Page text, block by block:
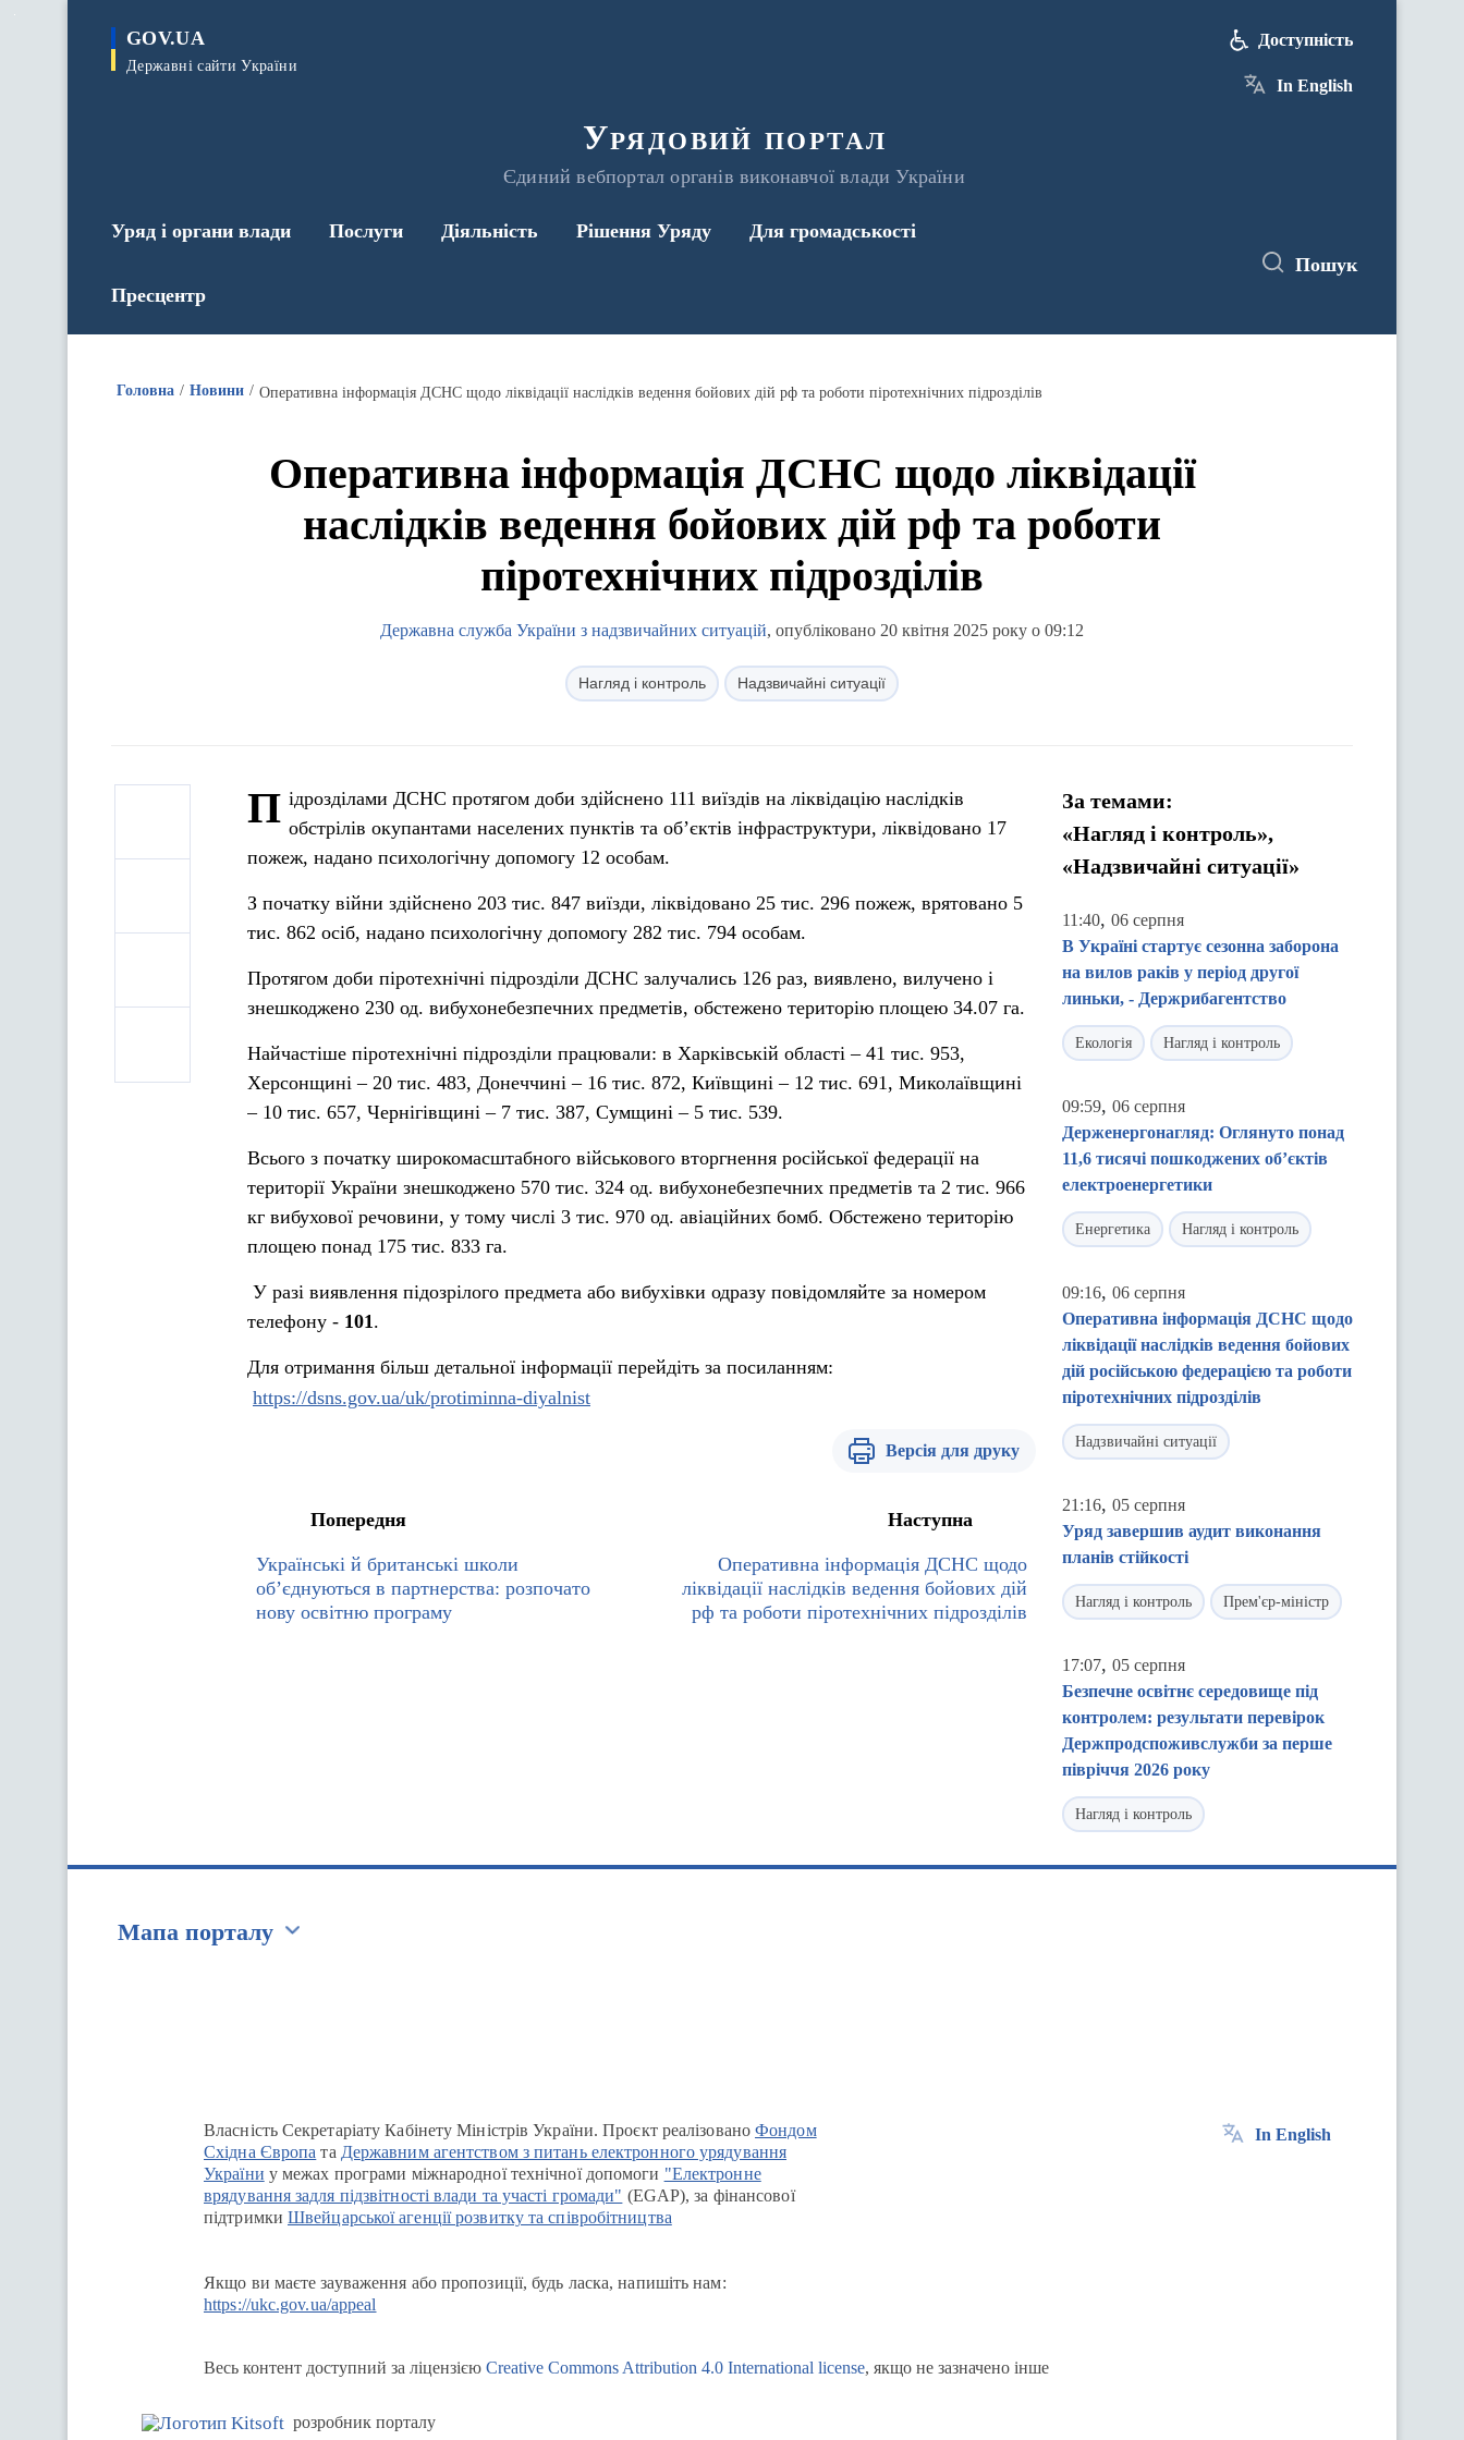
GOV.UA
Державні сайти України
Урядовий портал
Єдиний вебпортал органів виконавчої влади України
Доступність
In English
Уряд і органи влади Послуги Діяльність Рішення Уряду Для громадськості
Пресцентр
Пошук
Головна Новини Оперативна інформація ДСНС щодо ліквідації наслідків ведення бойових дій рф та роботи піротехнічних підрозділів
Оперативна інформація ДСНС щодо ліквідації
наслідків ведення бойових дій рф та роботи
піротехнічних підрозділів
Державна служба України з надзвичайних ситуацій, опубліковано 20 квітня 2025 року о 09:12
Нагляд і контроль Надзвичайні ситуації
П ідрозділами ДСНС протягом доби здійснено 111 виїздів на ліквідацію наслідків
обстрілів окупантами населених пунктів та об’єктів інфраструктури, ліквідовано 17
пожеж, надано психологічну допомогу 12 особам.
З початку війни здійснено 203 тис. 847 виїзди, ліквідовано 25 тис. 296 пожеж, врятовано 5
тис. 862 осіб, надано психологічну допомогу 282 тис. 794 особам.
Протягом доби піротехнічні підрозділи ДСНС залучались 126 раз, виявлено, вилучено і
знешкоджено 230 од. вибухонебезпечних предметів, обстежено територію площею 34.07 га.
Найчастіше піротехнічні підрозділи працювали: в Харківській області – 41 тис. 953,
Херсонщині – 20 тис. 483, Донеччині – 16 тис. 872, Київщині – 12 тис. 691, Миколаївщині
– 10 тис. 657, Чернігівщині – 7 тис. 387, Сумщині – 5 тис. 539.
Всього з початку широкомасштабного військового вторгнення російської федерації на
території України знешкоджено 570 тис. 324 од. вибухонебезпечних предметів та 2 тис. 966
кг вибухової речовини, у тому числі 3 тис. 970 од. авіаційних бомб. Обстежено територію
площею понад 175 тис. 833 га.
У разі виявлення підозрілого предмета або вибухівки одразу повідомляйте за номером
телефону - 101.
Для отримання більш детальної інформації перейдіть за посиланням:
https://dsns.gov.ua/uk/protiminna-diyalnist
Версія для друку
Попередня
Українські й британські школи
об’єднуються в партнерства: розпочато
нову освітню програму
Наступна
Оперативна інформація ДСНС щодо
ліквідації наслідків ведення бойових дій
рф та роботи піротехнічних підрозділів
За темами:
«Нагляд і контроль»,
«Надзвичайні ситуації»
11:40, 06 серпня
В Україні стартує сезонна заборона
на вилов раків у період другої
линьки, - Держрибагентство
Екологія Нагляд і контроль
09:59, 06 серпня
Держенергонагляд: Оглянуто понад
11,6 тисячі пошкоджених об’єктів
електроенергетики
Енергетика Нагляд і контроль
09:16, 06 серпня
Оперативна інформація ДСНС щодо
ліквідації наслідків ведення бойових
дій російською федерацією та роботи
піротехнічних підрозділів
Надзвичайні ситуації
21:16, 05 серпня
Уряд завершив аудит виконання
планів стійкості
Нагляд і контроль Прем'єр-міністр
17:07, 05 серпня
Безпечне освітнє середовище під
контролем: результати перевірок
Держпродспоживслужби за перше
півріччя 2026 року
Нагляд і контроль
Мапа порталу
Власність Секретаріату Кабінету Міністрів України. Проєкт реалізованоФондом
Східна Європа та Державним агентством з питань електронного урядування
України у межах програми міжнародної технічної допомоги "Електронне
врядування задля підзвітності влади та участі громади" (EGAP), за фінансової
підтримки Швейцарської агенції розвитку та співробітництва
Якщо ви маєте зауваження або пропозиції, будь ласка, напишіть нам:
https://ukc.gov.ua/appeal
In English
Весь контент доступний за ліцензією Creative Commons Attribution 4.0 International license, якщо не зазначено інше
розробник порталу